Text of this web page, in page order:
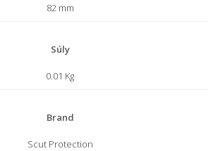
82 mm
Súly
0.01 Kg
Brand
Scut Protection